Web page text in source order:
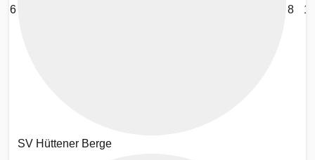
6
SV Hüttener Berge
8